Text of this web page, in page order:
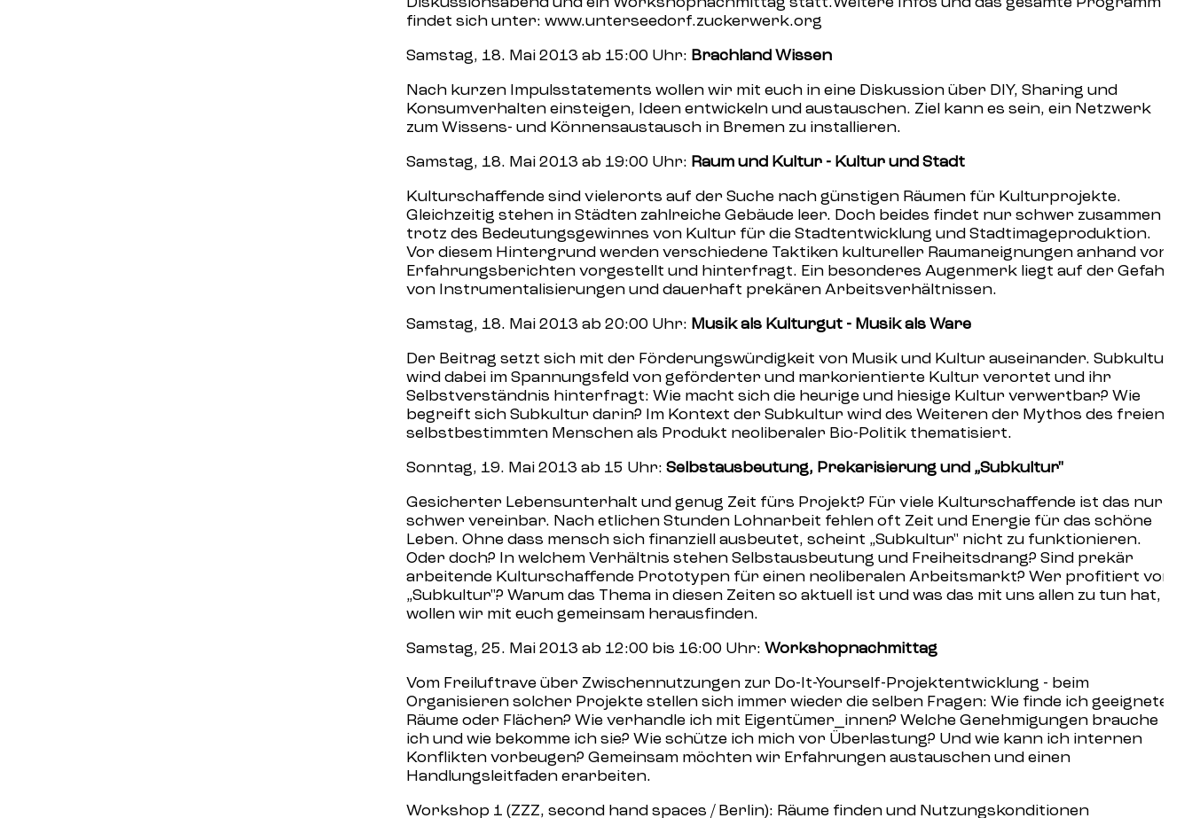
findet sich unter:www.unterseedorf.zuckerwerk.org
Samstag, 18. Mai 2013 ab 15:00 Uhr: Brachland Wissen
Nach kurzen Impulsstatements wollen wir mit euch in eine Diskussion über DIY, Sharing und
Konsumverhalten einsteigen, Ideen entwickeln und austauschen. Ziel kann es sein, ein Netzwerk
zum Wissens- und Könnensaustausch in Bremen zu installieren.
Samstag, 18. Mai 2013 ab 19:00 Uhr: Raum und Kultur - Kultur und Stadt
Kulturschaffende sind vielerorts auf der Suche nach günstigen Räumen für Kulturprojekte.
Gleichzeitig stehen in Städten zahlreiche Gebäude leer. Doch beides findet nur schwer zusammen -
trotz des Bedeutungsgewinnes von Kultur für die Stadtentwicklung und Stadtimageproduktion.
Vor diesem Hintergrund werden verschiedene Taktiken kultureller Raumaneignungen anhand von
Erfahrungsberichten vorgestellt und hinterfragt. Ein besonderes Augenmerk liegt auf der Gefahr
von Instrumentalisierungen und dauerhaft prekären Arbeitsverhältnissen.
Samstag, 18. Mai 2013 ab 20:00 Uhr: Musik als Kulturgut - Musik als Ware
Der Beitrag setzt sich mit der Förderungswürdigkeit von Musik und Kultur auseinander. Subkultur
wird dabei im Spannungsfeld von geförderter und markorientierte Kultur verortet und ihr
Selbstverständnis hinterfragt: Wie macht sich die heurige und hiesige Kultur verwertbar? Wie
begreift sich Subkultur darin? Im Kontext der Subkultur wird des Weiteren der Mythos des freien
selbstbestimmten Menschen als Produkt neoliberaler Bio-Politik thematisiert.
Sonntag, 19. Mai 2013 ab 15 Uhr:Selbstausbeutung, Prekarisierung und „Subkultur"
Gesicherter Lebensunterhalt und genug Zeit fürs Projekt? Für viele Kulturschaffende ist das nur
schwer vereinbar. Nach etlichen Stunden Lohnarbeit fehlen oft Zeit und Energie für das schöne
Leben. Ohne dass mensch sich finanziell ausbeutet, scheint „Subkultur" nicht zu funktionieren.
Oder doch? In welchem Verhältnis stehen Selbstausbeutung und Freiheitsdrang? Sind prekär
arbeitende Kulturschaffende Prototypen für einen neoliberalen Arbeitsmarkt? Wer profitiert von
„Subkultur"? Warum das Thema in diesen Zeiten so aktuell ist und was das mit uns allen zu tun hat,
wollen wir mit euch gemeinsam herausfinden.
Samstag, 25. Mai 2013 ab 12:00 bis 16:00 Uhr:Workshopnachmittag
Vom Freiluftrave über Zwischennutzungen zur Do-It-Yourself-Projektentwicklung - beim
Organisieren solcher Projekte stellen sich immer wieder die selben Fragen: Wie finde ich geeignete
Räume oder Flächen? Wie verhandle ich mit Eigentümer_innen? Welche Genehmigungen brauche
ich und wie bekomme ich sie? Wie schütze ich mich vor Überlastung? Und wie kann ich internen
Konflikten vorbeugen? Gemeinsam möchten wir Erfahrungen austauschen und einen
Handlungsleitfaden erarbeiten.
Workshop 1 (ZZZ,second hand spaces / Berlin): Räume finden und Nutzungskonditionen